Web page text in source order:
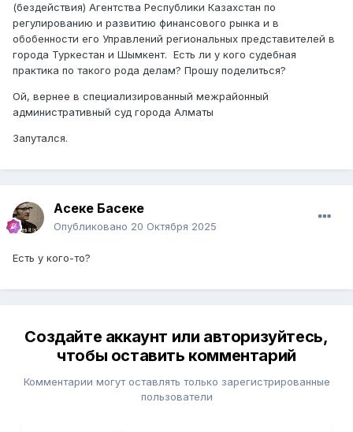
(бездействия) Агентства Республики Казахстан по
регулированию и развитию финансового рынка и в
обобенности его Управлений региональных представителей в
города Туркестан и Шымкент. Есть ли у кого судебная
практика по такого рода делам? Прошу поделиться?
Ой, вернее в специализированный межрайонный
административный суд города Алматы
Запутался.
Асеке Басеке
Опубликовано 20 Октября 2025
Есть у кого-то?
Создайте аккаунт или авторизуйтесь,
чтобы оставить комментарий
Комментарии могут оставлять только зарегистрированные
пользователи